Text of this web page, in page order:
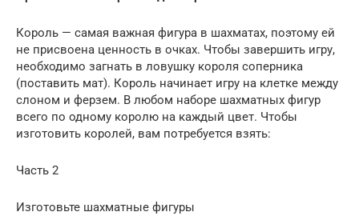
Король — самая важная фигура в шахматах, поэтому ей
не присвоена ценность в очках. Чтобы завершить игру,
необходимо загнать в ловушку короля соперника
(поставить мат). Король начинает игру на клетке между
слоном и ферзем. В любом наборе шахматных фигур
всего по одному королю на каждый цвет. Чтобы
изготовить королей, вам потребуется взять:
Часть 2
Изготовьте шахматные фигуры